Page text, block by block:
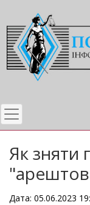
до
основного
вмісту
Як зняти
Дата: 05.06.2023